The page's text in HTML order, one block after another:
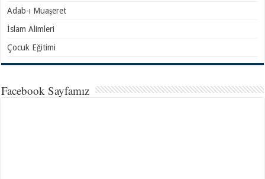
Adab-ı Muaşeret
İslam Alimleri
Çocuk Eğitimi
Facebook Sayfamız